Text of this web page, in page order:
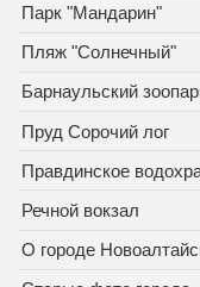
Парк "Мандарин"
Пляж "Солнечный"
Барнаульский
Пруд Сорочий лог
Правдинское
Речной вокзал
О городе